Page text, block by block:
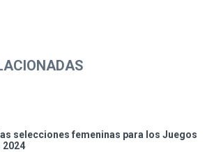
selecciones femeninas para los Juegos